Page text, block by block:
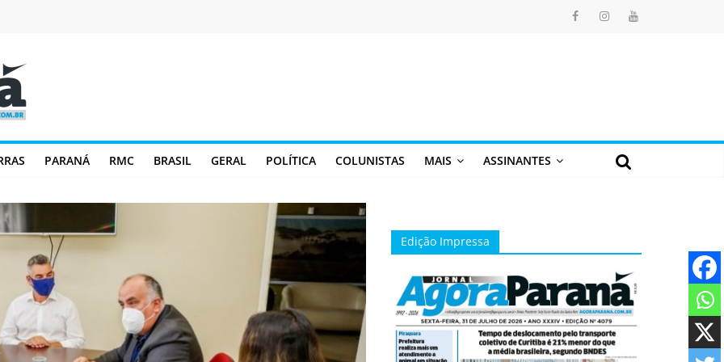
PARANÁ RMC BRASIL GERAL POLÍTICA COLUNISTAS MAIS ASSINANTES
Edição Impressa